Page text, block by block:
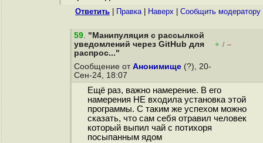
Ответить Правка| Наверх Cообщить модератору
59. "Манипуляция с рассылкой
уведомлений через GitHub для
распрос..."
+ / –
Сообщение от Анонимище (?), 20-
Сен-24, 18:07
Ещё раз, важно намерение. В его
намерения НЕ входила установка этой
программы. С таким же успехом можно
сказать, что сам себя отравил человек
который выпил чай с потихоря
посыпанным ядом